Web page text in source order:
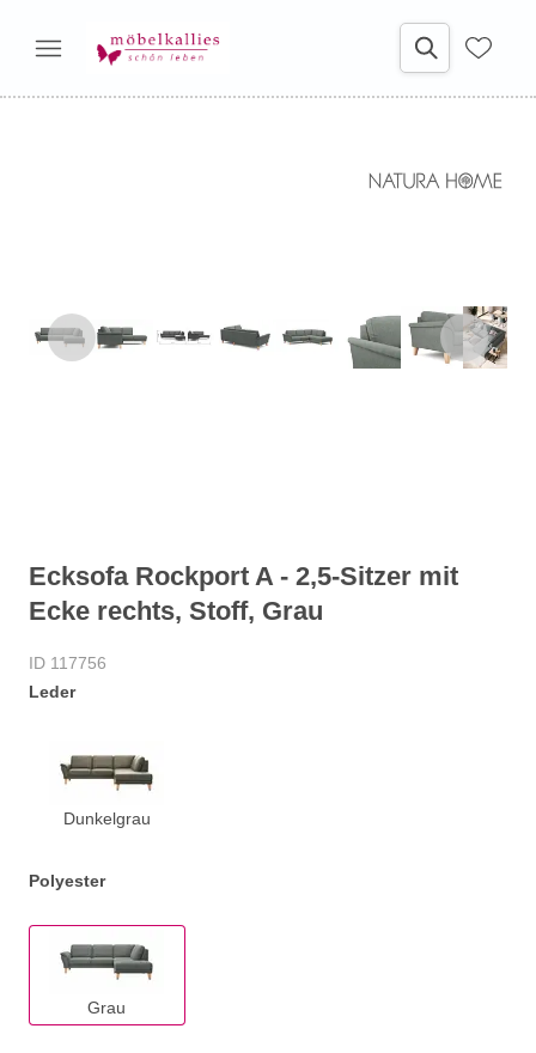
Ecksofa Rockport A - 2,5-Sitzer mit
Ecke rechts, Stoff, Grau
ID 117756
Leder
Dunkelgrau
Polyester
Grau